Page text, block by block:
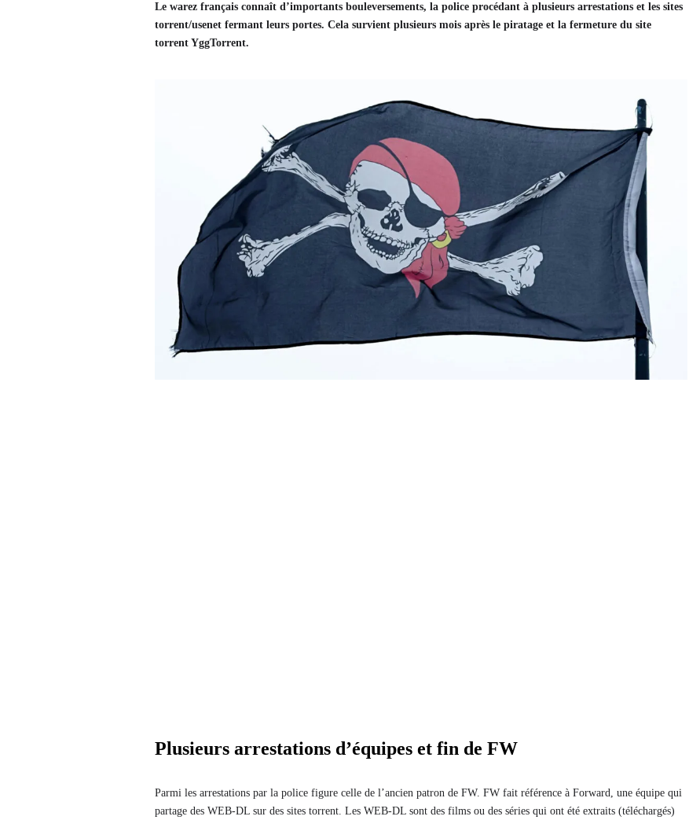
Le warez français connaît d’importants bouleversements, la police procédant à plusieurs arrestations et les sites
torrent/usenet fermant leurs portes. Cela survient plusieurs mois après le piratage et la fermeture du site
torrent YggTorrent.
Plusieurs arrestations d’équipes et fin de FW
Parmi les arrestations par la police figure celle de l’ancien patron de FW. FW fait référence à Forward, une équipe qui
partage des WEB-DL sur des sites torrent. Les WEB-DL sont des films ou des séries qui ont été extraits (téléchargés)